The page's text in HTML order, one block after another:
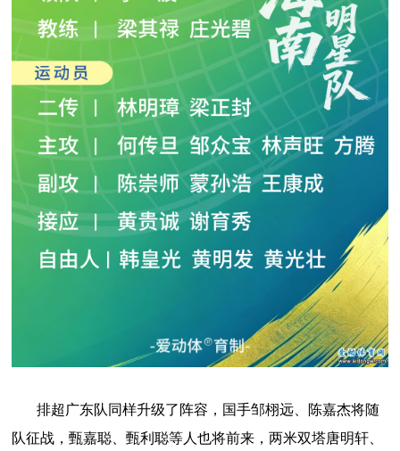
排超广东队同样升级了阵容，国手邹栩远、陈嘉杰将随
队征战，甄嘉聪、甄利聪等人也将前来，两米双塔唐明轩、